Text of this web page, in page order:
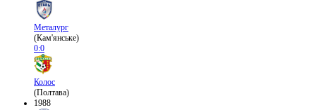
Металург
(Кам'янське)
0:0
Колос
(Полтава)
1988